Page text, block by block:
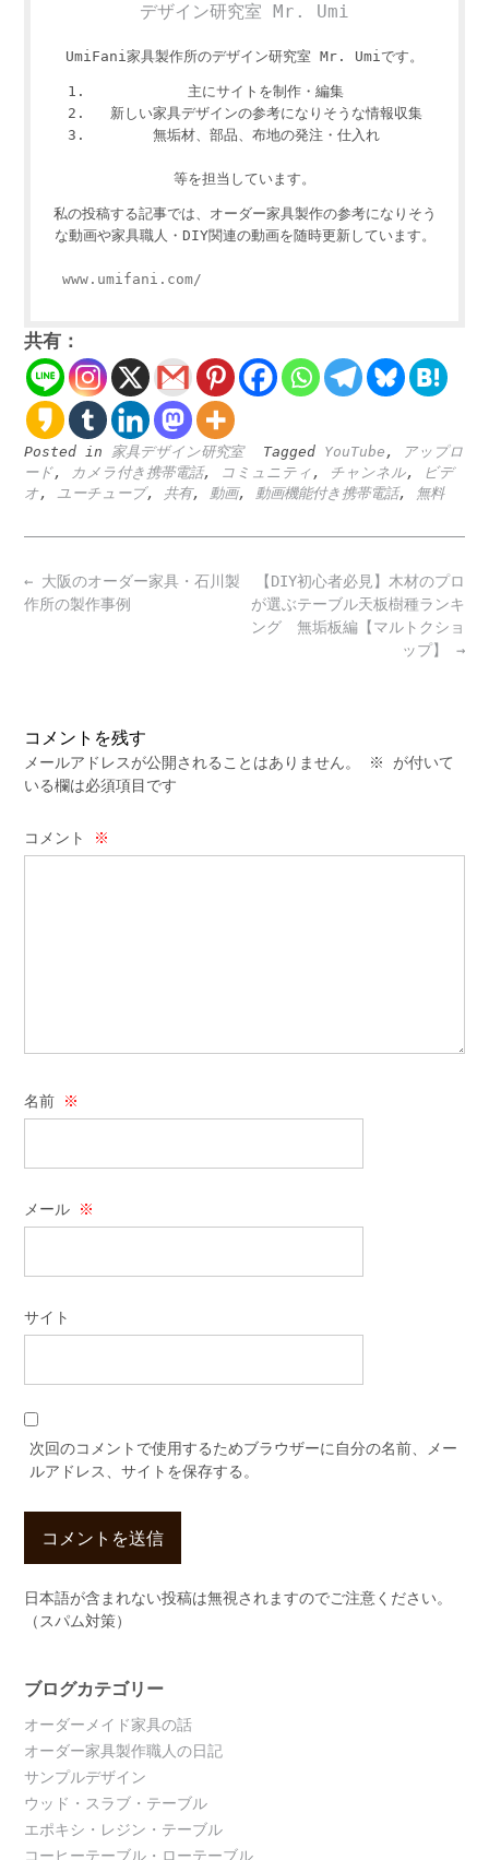
デザイン研究室 Mr. Umi
UmiFani家具製作所のデザイン研究室 Mr. Umiです。
主にサイトを制作・編集
新しい家具デザインの参考になりそうな情報収集
無垢材、部品、布地の発注・仕入れ
等を担当しています。
私の投稿する記事では、オーダー家具製作の参考になりそう
な動画や家具職人・DIY関連の動画を随時更新しています。
www.umifani.com/
共有：
Posted in 家具デザイン研究室 Tagged YouTube ,
アップロ
ード, カメラ付き携帯電話, コミュニティ , チャンネル,
ビデ
オ, ユーチューブ, 共有, 動画, 動画機能付き携帯電話, 無料
Post
navigation
【DIY初心者必見】木材のプロ
が選ぶテーブル天板樹種ランキ
ング 無垢板編【マルトクショ
ップ】 →
← 大阪のオーダー家具・石川製
作所の製作事例
コメントを残す
メールアドレスが公開されることはありません。 ※
が付いて
いる欄は必須項目です
コメント ※
名前 ※
メール ※
サイト
次回のコメントで使用するためブラウザーに自分の名前、メー
ルアドレス、サイトを保存する。
日本語が含まれない投稿は無視されますのでご注意ください。
（スパム対策）
ブログカテゴリー
オーダーメイド家具の話
オーダー家具製作職人の日記
サンプルデザイン
ウッド・スラブ・テーブル
エポキシ・レジン・テーブル
コーヒーテーブル・ローテーブル